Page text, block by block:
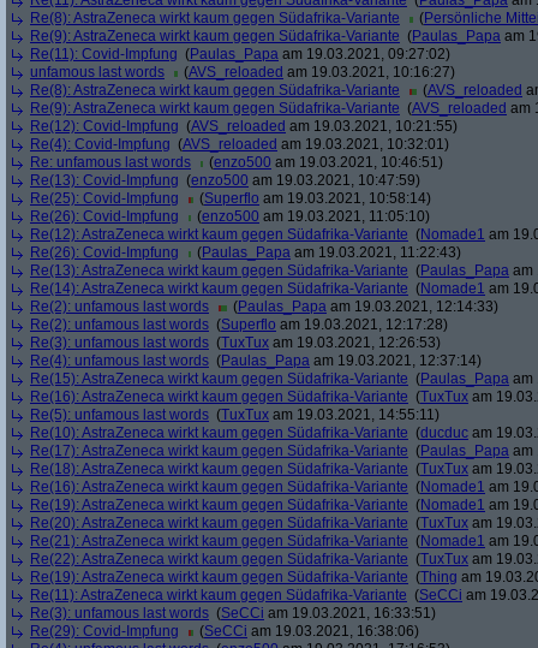
Re(8): AstraZeneca wirkt kaum gegen Südafrika-Variante
(Persönliche
Re(9): AstraZeneca wirkt kaum gegen Südafrika-Variante (Paulas_Papa am
Re(11): Covid-Impfung (Paulas_Papa am 19.03.2021, 09:27:02)
unfamous last words
(AVS_reloaded am 19.03.2021, 10:16:27)
Re(8): AstraZeneca wirkt kaum gegen Südafrika-Variante
(AVS_reloaded
Re(9): AstraZeneca wirkt kaum gegen Südafrika-Variante (AVS_reloaded am
Re(12): Covid-Impfung (AVS_reloaded am 19.03.2021, 10:21:55)
Re(4): Covid-Impfung (AVS_reloaded am 19.03.2021, 10:32:01)
Re: unfamous last words
(enzo500 am 19.03.2021, 10:46:51)
Re(13): Covid-Impfung (enzo500 am 19.03.2021, 10:47:59)
Re(25): Covid-Impfung
(Superflo am 19.03.2021, 10:58:14)
Re(26): Covid-Impfung
(enzo500 am 19.03.2021, 11:05:10)
Re(12): AstraZeneca wirkt kaum gegen Südafrika-Variante (Nomade1 am
Re(26): Covid-Impfung
(Paulas_Papa am 19.03.2021, 11:22:43)
Re(13): AstraZeneca wirkt kaum gegen Südafrika-Variante (Paulas_Papa am
Re(14): AstraZeneca wirkt kaum gegen Südafrika-Variante (Nomade1 am
Re(2): unfamous last words
(Paulas_Papa am 19.03.2021, 12:14:33)
Re(2): unfamous last words (Superflo am 19.03.2021, 12:17:28)
Re(3): unfamous last words (TuxTux am 19.03.2021, 12:26:53)
Re(4): unfamous last words (Paulas_Papa am 19.03.2021, 12:37:14)
Re(15): AstraZeneca wirkt kaum gegen Südafrika-Variante (Paulas_Papa am
Re(16): AstraZeneca wirkt kaum gegen Südafrika-Variante (TuxTux am
Re(5): unfamous last words (TuxTux am 19.03.2021, 14:55:11)
Re(10): AstraZeneca wirkt kaum gegen Südafrika-Variante (ducduc am
Re(17): AstraZeneca wirkt kaum gegen Südafrika-Variante (Paulas_Papa am
Re(18): AstraZeneca wirkt kaum gegen Südafrika-Variante (TuxTux am
Re(16): AstraZeneca wirkt kaum gegen Südafrika-Variante (Nomade1 am
Re(19): AstraZeneca wirkt kaum gegen Südafrika-Variante (Nomade1 am
Re(20): AstraZeneca wirkt kaum gegen Südafrika-Variante (TuxTux am
Re(21): AstraZeneca wirkt kaum gegen Südafrika-Variante (Nomade1 am
Re(22): AstraZeneca wirkt kaum gegen Südafrika-Variante (TuxTux am
Re(19): AstraZeneca wirkt kaum gegen Südafrika-Variante (Thing am
Re(11): AstraZeneca wirkt kaum gegen Südafrika-Variante (SeCCi am
Re(3): unfamous last words (SeCCi am 19.03.2021, 16:33:51)
Re(29): Covid-Impfung
(SeCCi am 19.03.2021, 16:38:06)